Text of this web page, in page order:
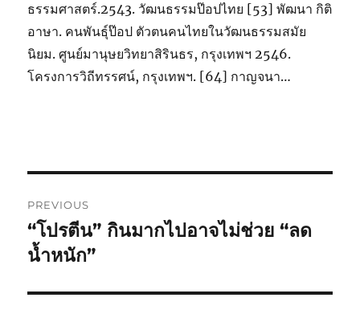
ธรรมศาสตร์.2543. วัฒนธรรมป๊อปไทย [53] พัฒนา กิติ
อาษา. คนพันธุ์ป๊อป ตัวตนคนไทยในวัฒนธรรมสมัย
นิยม. ศูนย์มานุษยวิทยาสิรินธร, กรุงเทพฯ 2546.
โครงการวิถีทรรศน์, กรุงเทพฯ. [64] กาญจนา…
navigation
PREVIOUS
Previous
post:
“โปรตีน” กินมากไปอาจไม่ช่วย “ลด
น้ำหนัก”